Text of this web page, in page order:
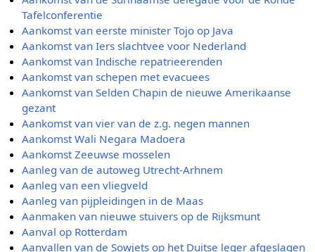
Tafelconferentie
Aankomst van eerste minister Tojo op Java
Aankomst van Iers slachtvee voor Nederland
Aankomst van Indische repatrieerenden
Aankomst van schepen met evacuees
Aankomst van Selden Chapin de nieuwe Amerikaanse
gezant
Aankomst van vier van de z.g. negen mannen
Aankomst Wali Negara Madoera
Aankomst Zeeuwse mosselen
Aanleg van de autoweg Utrecht-Arhnem
Aanleg van een vliegveld
Aanleg van pijpleidingen in de Maas
Aanmaken van nieuwe stuivers op de Rijksmunt
Aanval op Rotterdam
Aanvallen van de Sowjets op het Duitse leger afgeslagen